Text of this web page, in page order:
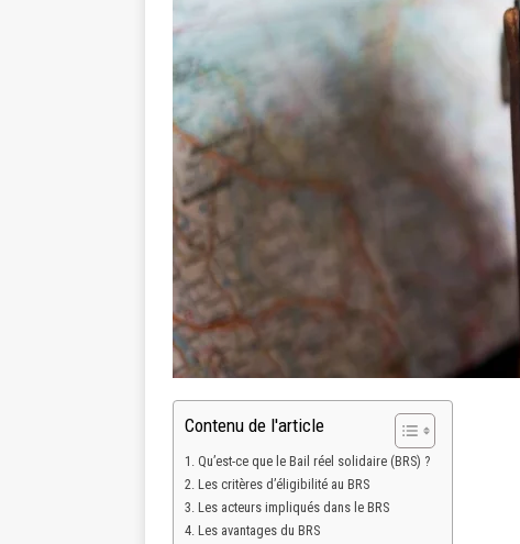
Contenu de l'article
Qu’est-ce que le Bail réel solidaire (BRS) ?
Les critères d’éligibilité au BRS
Les acteurs impliqués dans le BRS
Les avantages du BRS